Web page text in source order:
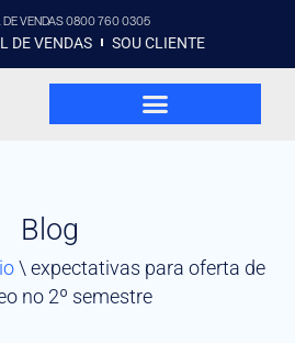
DE VENDAS 0800 760 0305
DE VENDAS SOU CLIENTE
Blog
\ expectativas para oferta de
no 2º semestre